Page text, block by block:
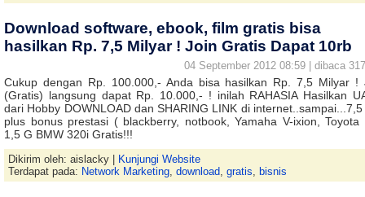
Download software, ebook, film gratis bisa
hasilkan Rp. 7,5 Milyar ! Join Gratis Dapat 10rb
04 September 2012 08:59 | dibaca
Cukup dengan Rp. 100.000,- Anda bisa hasilkan Rp. 7,5 Milyar !
(Gratis) langsung dapat Rp. 10.000,- ! inilah RAHASIA Hasilkan
dari Hobby DOWNLOAD dan SHARING LINK di
plus bonus prestasi ( blackberry, notbook, Yamaha V-ixion, Toyota
1,5 G BMW 320i Gratis!!!
Dikirim oleh: aislacky |
Kunjungi Website
Terdapat pada: Network Marketing, download, gratis, bisnis